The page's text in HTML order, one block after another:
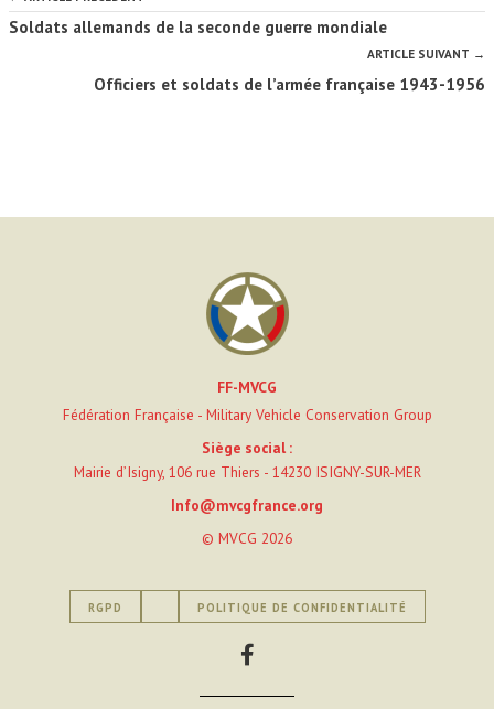
Soldats allemands de la seconde guerre mondiale
ARTICLE SUIVANT →
Officiers et soldats de l’armée française 1943-1956
FF-MVCG
Fédération Française - Military Vehicle Conservation Group
Siège social :
Mairie d’Isigny, 106 rue Thiers - 14230 ISIGNY-SUR-MER
Info@mvcgfrance.org
© MVCG 2026
RGPD POLITIQUE DE CONFIDENTIALITÉ